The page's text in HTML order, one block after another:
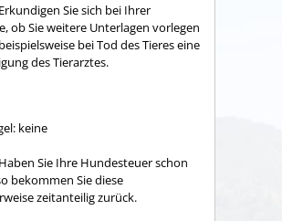
Sie sich bei Ihrer
ob Sie weitere Unterlagen vorlegen
bei Tod des Tieres eine
des Tierarztes.
keine
Sie Ihre Hundesteuer schon
bekommen Sie diese
zeitanteilig zurück.